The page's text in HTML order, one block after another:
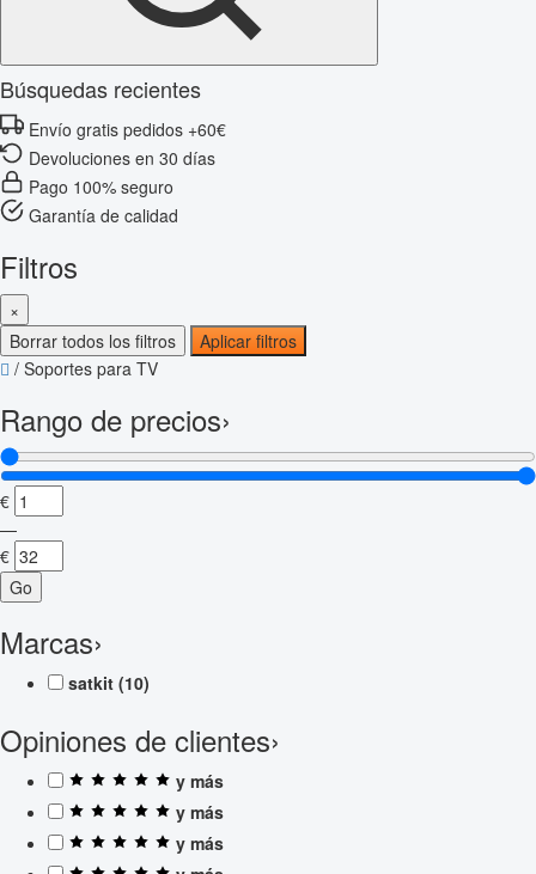
Búsquedas recientes
Envío gratis pedidos +60€
Devoluciones en 30 días
Pago 100% seguro
Garantía de calidad
Filtros
×
Borrar todos los filtros
Aplicar filtros
/ Soportes para TV
Rango de precios›
€
—
€
Go
Marcas›
satkit (10)
Opiniones de clientes›
y más
y más
y más